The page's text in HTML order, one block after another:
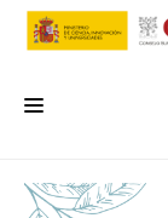
INICIO